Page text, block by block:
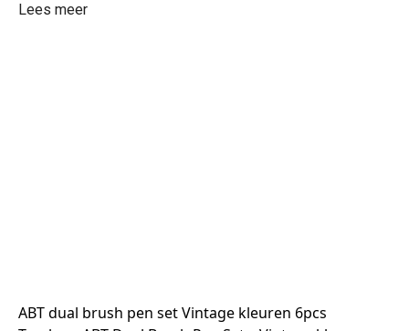
Lees meer
ABT dual brush pen set Vintage kleuren 6pcs